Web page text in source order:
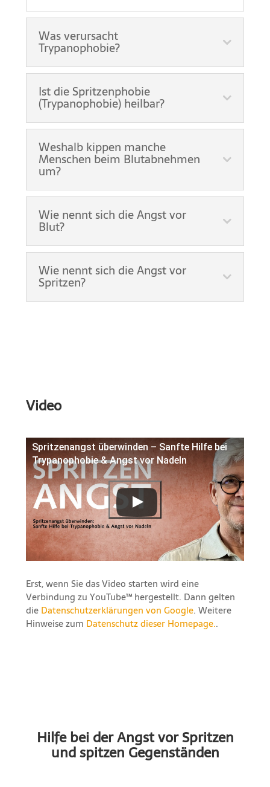
Was verursacht
Trypanophobie?
Ist die Spritzenphobie
(Trypanophobie) heilbar?
Weshalb kippen manche
Menschen beim Blutabnehmen
um?
Wie nennt sich die Angst vor
Blut?
Wie nennt sich die Angst vor
Spritzen?
Video
Spritzenangst überwinden – Sanfte Hilfe bei
Trypanophobie & Angst vor Nadeln
Erst, wenn Sie das Video starten wird eine
Verbindung zu YouTube™ hergestellt. Dann gelten
die Datenschutzerklärungen von Google. Weitere
Hinweise zum Datenschutz dieser Homepage..
Hilfe bei der Angst vor Spritzen
und spitzen Gegenständen